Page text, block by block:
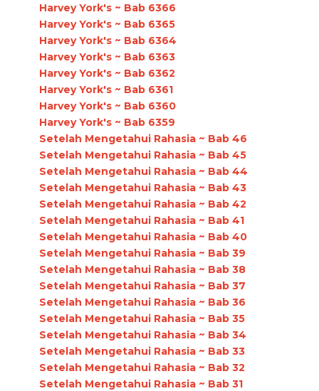
Harvey York's ~ Bab 6366
Harvey York's ~ Bab 6365
Harvey York's ~ Bab 6364
Harvey York's ~ Bab 6363
Harvey York's ~ Bab 6362
Harvey York's ~ Bab 6361
Harvey York's ~ Bab 6360
Harvey York's ~ Bab 6359
Setelah Mengetahui Rahasia ~ Bab 46
Setelah Mengetahui Rahasia ~ Bab 45
Setelah Mengetahui Rahasia ~ Bab 44
Setelah Mengetahui Rahasia ~ Bab 43
Setelah Mengetahui Rahasia ~ Bab 42
Setelah Mengetahui Rahasia ~ Bab 41
Setelah Mengetahui Rahasia ~ Bab 40
Setelah Mengetahui Rahasia ~ Bab 39
Setelah Mengetahui Rahasia ~ Bab 38
Setelah Mengetahui Rahasia ~ Bab 37
Setelah Mengetahui Rahasia ~ Bab 36
Setelah Mengetahui Rahasia ~ Bab 35
Setelah Mengetahui Rahasia ~ Bab 34
Setelah Mengetahui Rahasia ~ Bab 33
Setelah Mengetahui Rahasia ~ Bab 32
Setelah Mengetahui Rahasia ~ Bab 31